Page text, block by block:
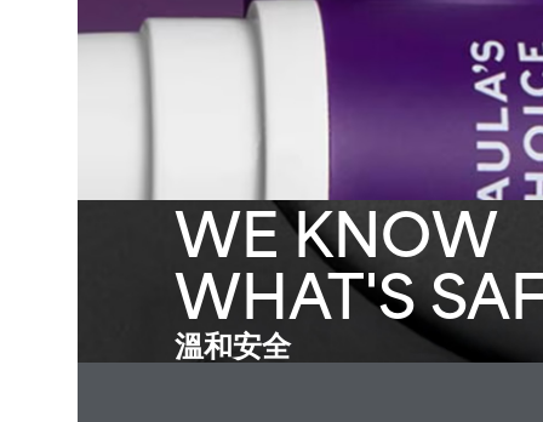
WE KNOW
WHAT'S
溫和安全